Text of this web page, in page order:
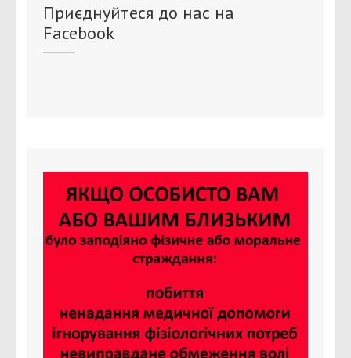
Приєднуйтеся до нас на
Facebook